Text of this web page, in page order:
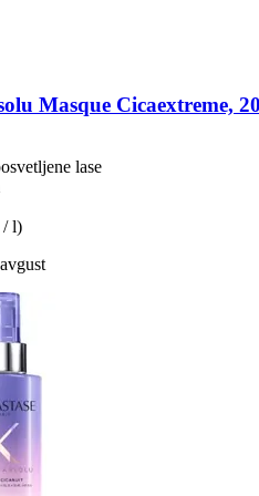
Masque Cicaextreme,
lase
/ l)